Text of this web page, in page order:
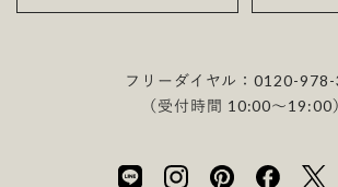
フリーダイヤル：0120-978-
（受付時間 10:00〜19:00